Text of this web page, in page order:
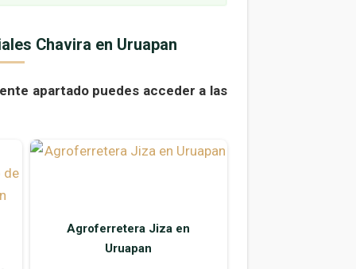
Chavira en Uruapan
apartado puedes acceder a las
Agroferretera Jiza en
Uruapan